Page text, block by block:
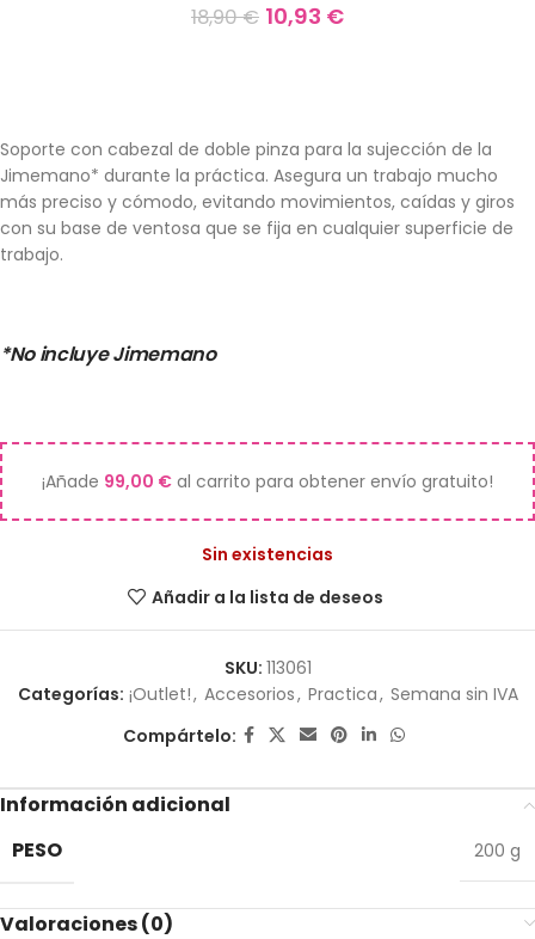
18,90€ 10,93 €
Soporte con cabezal de doble pinza para la sujección de la
Jimemano* durante la práctica. Asegura un trabajo mucho
más preciso y cómodo, evitando movimientos, caídas y giros
con su base de ventosa que se fija en cualquier superficie de
trabajo.
*No incluye Jimemano
¡Añade 99,00 € al carrito para obtener envío gratuito!
Sin existencias
Añadir a la lista de deseos
SKU: 113061
Categorías: ¡Outlet!, Accesorios, Practica, Semana sin IVA
Compártelo:
Información adicional
PESO
200 g
Valoraciones (0)